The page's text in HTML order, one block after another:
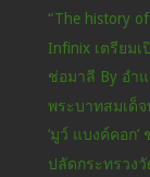
“The history
Infinix เตรียมเ
ช่อมาลี By อำ
พระบาทสมเด็จ
‘มูว์ แบงค์คอก
ปลัดกระทรวง